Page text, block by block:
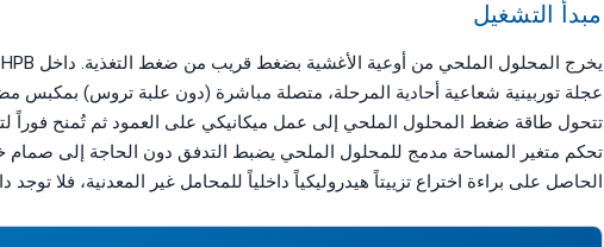
مبدأ التشغيل
عجلة توربينية شعاعية أحادية المرحلة، متصلة مباشرة (دون علبة تروس) بمكبس
تتحول طاقة ضغط المحلول الملحي إلى عمل ميكانيكي على العمود ثم تُمنح فوراً
الحاصل على براءة اختراع تزييتاً هيدروليكياً داخلياً للمحامل غير المعدنية، فلا توجد